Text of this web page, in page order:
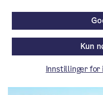
Av Byrådslederens kontor —
Byrådsavdeling for helse
Kun
Innstillinger for